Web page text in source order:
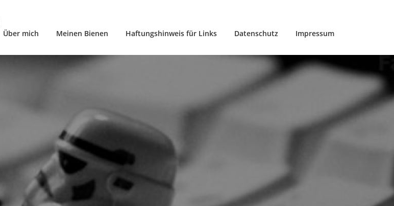
Über mich Meinen Bienen Haftungshinweis für Links Datenschutz Impressum